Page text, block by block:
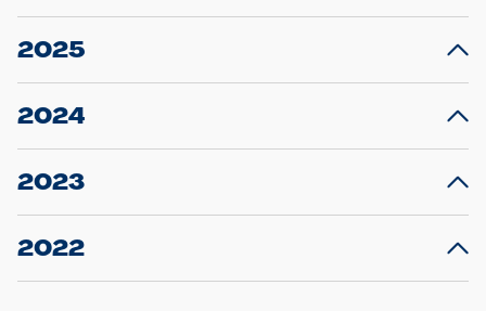
2025
23.12.2025
Projekt S5: Start der Bauarbeiten am
2024
10.12.2024
Großprojekt S5: Sperrung der Bahnstraße in
2023
20.12.2023
Schleswig-Holstein verlängert den
2022
22.12.2022